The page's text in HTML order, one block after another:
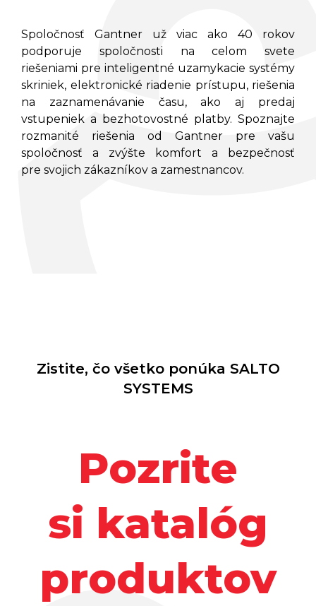
Spoločnosť Gantner už viac ako 40 rokov
podporuje spoločnosti na celom svete
riešeniami pre inteligentné uzamykacie systémy
skriniek, elektronické riadenie prístupu, riešenia
na zaznamenávanie času, ako aj predaj
vstupeniek a bezhotovostné platby. Spoznajte
rozmanité riešenia od Gantner pre vašu
spoločnosť a zvýšte komfort a bezpečnosť
pre svojich zákazníkov a zamestnancov.
Zistite, čo všetko ponúka SALTO
SYSTEMS
Pozrite
si katalóg
produktov